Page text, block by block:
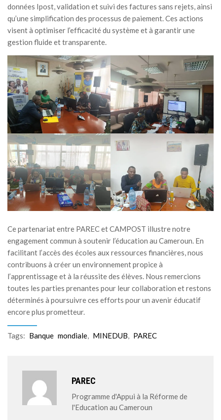
données Ipost, validation et suivi des factures sans rejets, ainsi
qu’une simplification des processus de paiement. Ces actions
visent à optimiser l’efficacité du système et à garantir une
gestion fluide et transparente.
Ce partenariat entre PAREC et CAMPOST illustre notre
engagement commun à soutenir l’éducation au Cameroun. En
facilitant l’accès des écoles aux ressources financières, nous
contribuons à créer un environnement propice à
l’apprentissage et à la réussite des élèves. Nous remercions
toutes les parties prenantes pour leur collaboration et restons
déterminés à poursuivre ces efforts pour un avenir éducatif
encore plus prometteur.
Tags: Banque mondiale, MINEDUB, PAREC
PAREC
Programme d'Appui à la Réforme de
l'Education au Cameroun